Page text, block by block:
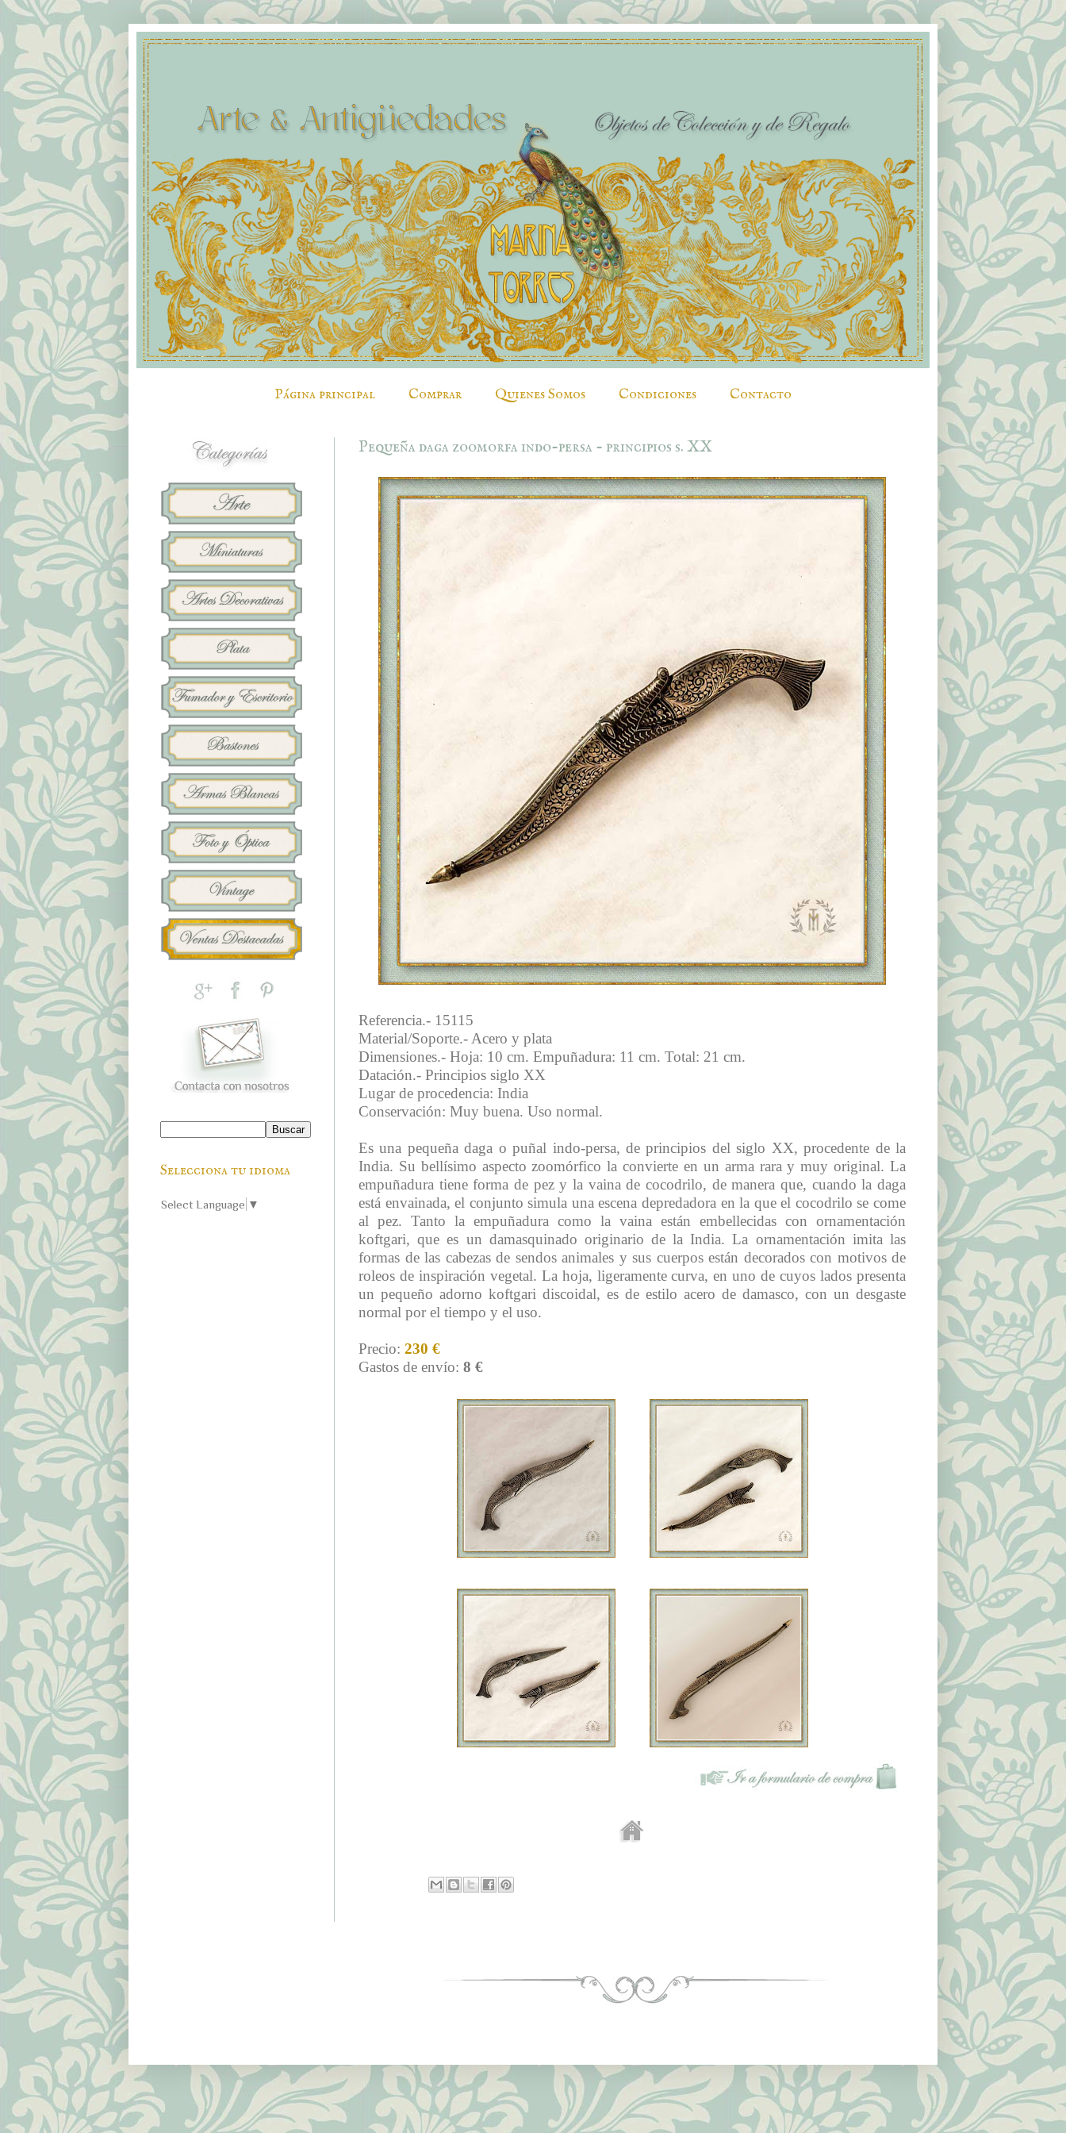
Página principal Comprar Quienes Somos Condiciones Contacto
Pequeña daga zoomorfa indo-persa - principios s. XX
Referencia.- 15115
Material/Soporte.- Acero y plata
Dimensiones.- Hoja: 10 cm. Empuñadura: 11 cm. Total: 21 cm.
Datación.- Principios siglo XX
Lugar de procedencia: India
Conservación: Muy buena. Uso normal.
Es una pequeña daga o puñal indo-persa, de principios del siglo XX, procedente de la
India. Su bellísimo aspecto zoomórfico la convierte en un arma rara y muy original. La
empuñadura tiene forma de pez y la vaina de cocodrilo, de manera que, cuando la daga
está envainada, el conjunto simula una escena depredadora en la que el cocodrilo se come
al pez. Tanto la empuñadura como la vaina están embellecidas con ornamentación
koftgari, que es un damasquinado originario de la India. La ornamentación imita las
formas de las cabezas de sendos animales y sus cuerpos están decorados con motivos de
roleos de inspiración vegetal. La hoja, ligeramente curva, en uno de cuyos lados presenta
un pequeño adorno koftgari discoidal, es de estilo acero de damasco, con un desgaste
normal por el tiempo y el uso.
Precio: 230 €
Gastos de envío: 8 €
Selecciona tu idioma
Select Language ▼